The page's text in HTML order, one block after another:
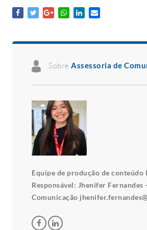
Sobre Assessoria de
Equipe de produção de conteúdo
Responsável: Jhenifer Fernandes
Comunicação